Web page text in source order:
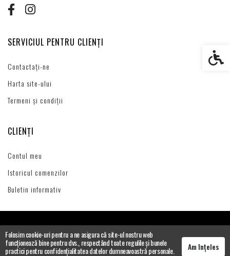
Folosim cookie-uri pentru a ne asigura că site-ul nostru web
funcționează bine pentru dvs., respectând toate regulile și bunele
practici pentru confidențialitatea datelor dumneavoastră personale. Am înțeles
SERVICIUL PENTRU CLIENȚI
Contactați-ne
Harta site-ului
Termeni și condiții
CLIENȚI
Contul meu
Istoricul comenzilor
Buletin informativ
Setări